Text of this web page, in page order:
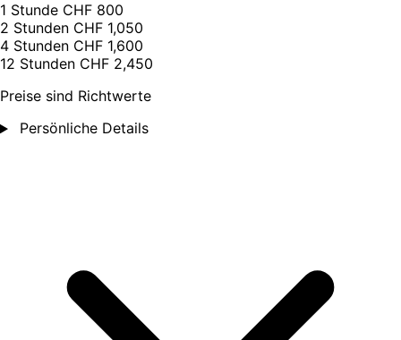
1 Stunde CHF 800
2 Stunden CHF 1,050
4 Stunden CHF 1,600
12 Stunden CHF 2,450
Preise sind Richtwerte
Persönliche Details